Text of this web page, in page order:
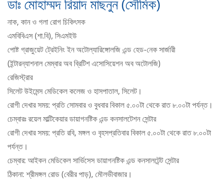
ডাঃ মোহাম্মদ রিয়াদ মাছনুন (সৌমিক)
নাক, কান ও গলা রোগ চিকিৎসক
এমবিবিএস (শা.বি), সিএমইউ
পোষ্ট গ্রাজুয়েট ট্রেইনিং ইন অটোল্যারিঙ্গোলজি এন্ড হেড-নেক সার্জারী
(ইন্টারন্যাশনাল মেম্বার অব ব্রিটিশ এসোসিয়েশন অব অটোলজি)
রেজিস্ট্রার
সিলেট উইমেন্স মেডিকেল কলেজ ও হাসপাতাল, সিলেট।
রোগী দেখার সময়: প্রতি সোমবার ও বুধবার বিকাল ৫.০০টা থেকে রাত ৮.০০টা পর্যন্ত।
চেম্বারঃ রয়েল মাল্টিকেয়ার ডায়াগনষ্টিক এন্ড কনসালটেশন সেন্টার
রোগী দেখার সময়: প্রতি রবি, মঙ্গল ও বৃহসপ্রতিবার বিকাল ৫.০০টা থেকে রাত ৮.০০টা
পর্যন্ত।
চেম্বার: আইকন মেডিকেল সার্ভিসেস ডায়াগনষ্টিক এন্ড কনসালটেন্ট সেন্টার
ঠিকানা: শ্রীমঙ্গল রোড (বেরীর পাড়), মৌলভীবাজার।